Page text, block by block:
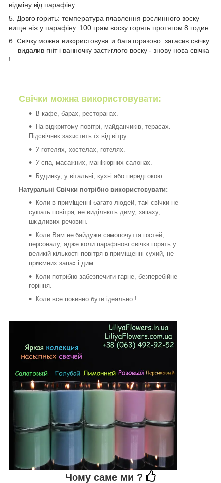
відміну від парафіну.
5. Довго горить: температура плавлення рослинного воску
вище ніж у парафіну. 100 грам воску горять протягом 8 годин.
6. Свічку можна використовувати багаторазово: загасив свічку
— видалив гніт і ванночку застиглого воску - знову нова свічка
!
Свічки можна використовувати:
В кафе, барах, ресторанах.
На відкритому повітрі, майданчиків, терасах.
Підсвічник захистить їх від вітру.
У готелях, хостелах, готелях.
У спа, масажних, манікюрних салонах.
Будинку, у вітальні, кухні або передпокою.
Натуральні Свічки потрібно використовувати:
Коли в приміщенні багато людей, такі свічки не
сушать повітря, не виділяють диму, запаху,
шкідливих речовин.
Коли Вам не байдуже самопочуття гостей,
персоналу, адже коли парафінові свічки горять у
великій кількості повітря в приміщенні сухий, не
приємних запах і дим.
Коли потрібно забезпечити гарне, безперебійне
горіння.
Коли все повинно бути ідеально !
Чому саме ми ?